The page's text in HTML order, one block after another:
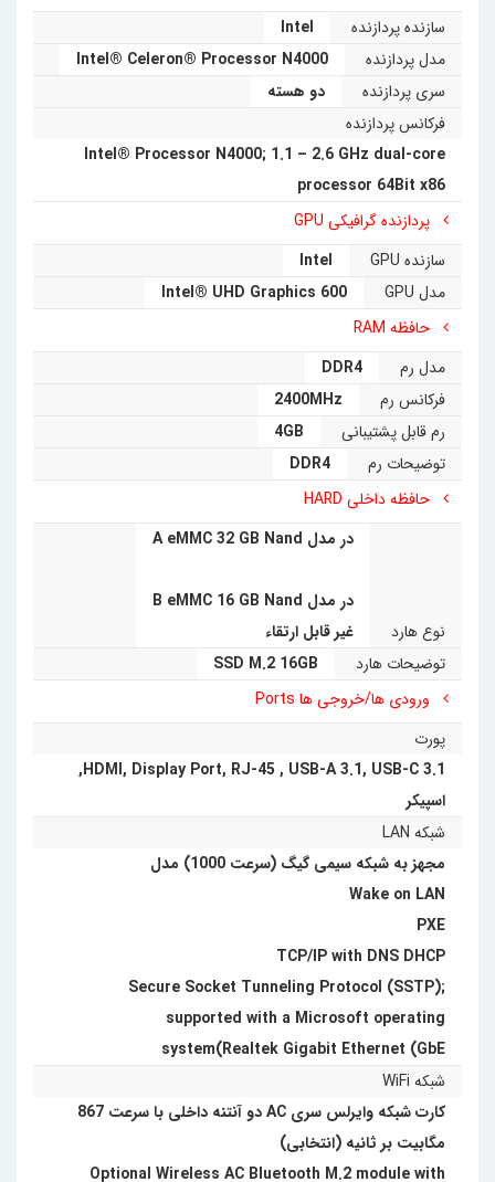
C نسل 3.1 عملکرد بالای ارتباطی را برای
تین کلاینت HP t430 فراهم می کند.
زیروکلاینتHP t430 با 2 گیگا بایت رم و 16 گیگابایت حافظه
ذخیره سازی فلش ایده ال جهت شبکه‌های کامپیوتری به عنوان
زیروکلاینت ارائه گردیده است. طراحی زیبا و کوچک در عین قدرت
و سرعت بالا زیروکلاینتHP t430هر کاربری را مجذوب خود
خواهد کرد.
سازنده پردازنده
Intel
مدل پردازنده
Intel® Celeron® Processor N4000
سری پردازنده
دو هسته
فرکانس پردازنده
Intel® Processor N4000; 1.1 – 2.6 GHz dual-core
processor 64Bit x86
پردازنده گرافیکی GPU
سازنده GPU
Intel
مدل GPU
Intel® UHD Graphics 600
حافظه RAM
مدل رم
DDR4
فرکانس رم
2400MHz
رم قابل پشتیبانی
4GB
توضیحات رم
DDR4
حافظه داخلی HARD
نوع هارد
در مدل A eMMC 32 GB Nand
در مدل B eMMC 16 GB Nand
غیر قابل ارتقاء
توضیحات هارد
SSD M.2 16GB
ورودی ها/خروجی ها Ports
پورت
HDMI, Display Port, RJ-45 , USB-A 3.1, USB-C 3.1
,
اسپیکر
شبکه LAN
مجهز به شبکه سیمی گیگ (سرعت 1000) مدل
Wake on LAN
PXE
TCP/IP with DNS DHCP
Secure Socket Tunneling Protocol (SSTP);
supported with a Microsoft operating
system(Realtek Gigabit Ethernet (GbE
شبکه WiFi
کارت شبکه وایرلس سری AC دو آنتنه داخلی با سرعت 867
مگابیت بر ثانیه (انتخابی)
Optional Wireless AC Bluetooth M.2 module with